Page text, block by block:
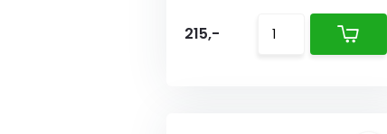
215,-